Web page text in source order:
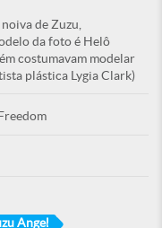
de Zuzu,
da foto é Helô
costumavam modelar
plástica Lygia Clark)
Angel